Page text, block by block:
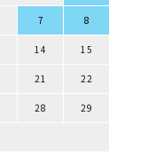
7 8
14 15
21 22
28 29